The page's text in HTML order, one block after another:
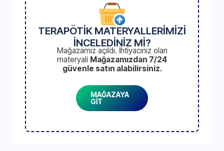
TERAPÖTİK MATERYALLERİMİZİ
İNCELEDİNİZ Mİ?
Mağazamız açıldı. İhtiyacınız olan
materyali Mağazamızdan 7/24
güvenle satın alabilirsiniz.
MAĞAZAYA
GİT